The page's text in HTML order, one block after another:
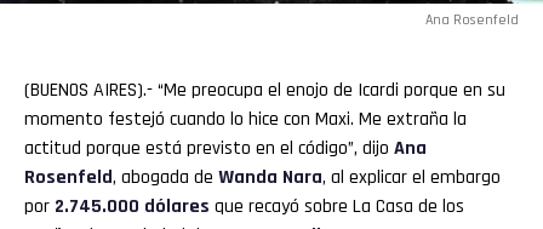
Ana Rosenfeld
(BUENOS AIRES).- “Me preocupa el enojo de Icardi porque en su
momento festejó cuando lo hice con Maxi. Me extraña la
actitud porque está previsto en el código”, dijo Ana
Rosenfeld, abogada de Wanda Nara, al explicar el embargo
por 2.745.000 dólares que recayó sobre La Casa de los